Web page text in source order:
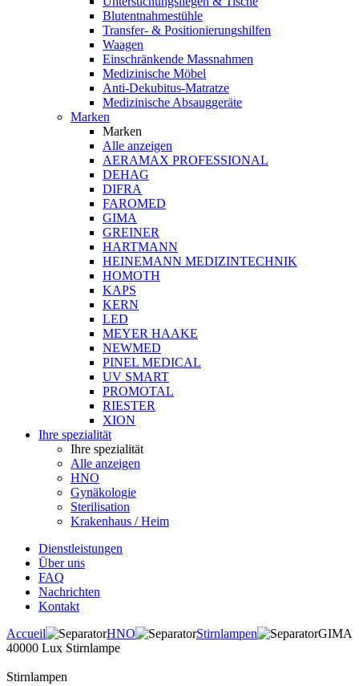
Blutentnahmestühle
Transfer- & Positionierungshilfen
Waagen
Einschränkende Massnahmen
Medizinische Möbel
Anti-Dekubitus-Matratze
Medizinische Absauggeräte
Marken
Marken
Alle anzeigen
AERAMAX PROFESSIONAL
DEHAG
DIFRA
FAROMED
GIMA
GREINER
HARTMANN
HEINEMANN MEDIZINTECHNIK
HOMOTH
KAPS
KERN
LED
MEYER HAAKE
NEWMED
PINEL MEDICAL
UV SMART
PROMOTAL
RIESTER
XION
Ihre spezialität
Ihre spezialität
Alle anzeigen
HNO
Gynäkologie
Sterilisation
Krakenhaus / Heim
Dienstleistungen
Über uns
FAQ
Nachrichten
Kontakt
Accueil
HNO Stirnlampen
GIMA
40000 Lux Stirnlampe
Stirnlampen